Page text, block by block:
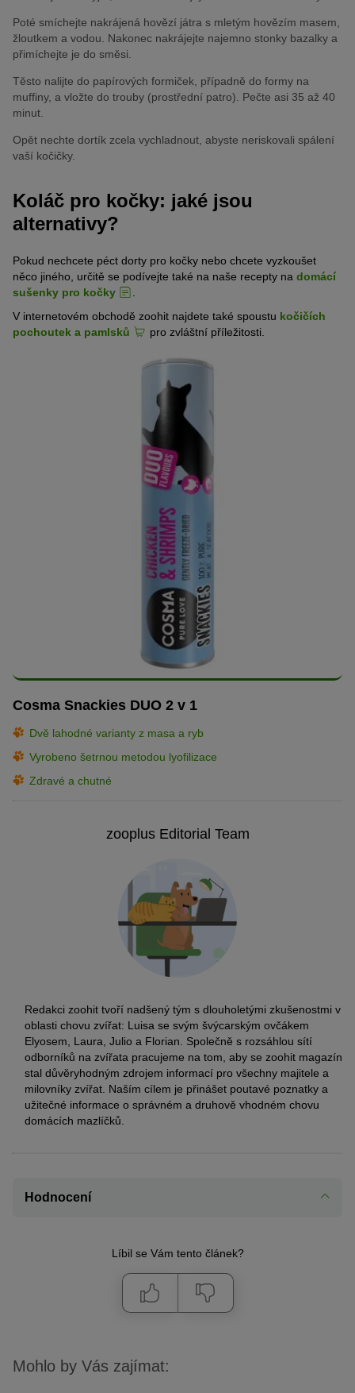
Poté smíchejte nakrájená hovězí játra s mletým hovězím masem,
žloutkem a vodou. Nakonec nakrájejte najemno stonky bazalky a
přimíchejte je do směsi.
Těsto nalijte do papírových formiček, případně do formy na
muffiny, a vložte do trouby (prostřední patro). Pečte asi 35 až 40
minut.
Opět nechte dortík zcela vychladnout, abyste neriskovali spálení
vaší kočičky.
Koláč pro kočky: jaké jsou
alternativy?
Pokud nechcete péct dorty pro kočky nebo chcete vyzkoušet
něco jiného, určitě se podívejte také na naše recepty na domácí
sušenky pro kočky
V internetovém obchodě zoohit najdete také spoustu kočičích
pochoutek a pamlsků
pro zvláštní příležitosti.
Cosma Snackies DUO 2 v 1
Dvě lahodné varianty z masa a ryb
Vyrobeno šetrnou metodou lyofilizace
Zdravé a chutné
zooplus Editorial Team
Redakci zoohit tvoří nadšený tým s dlouholetými zkušenostmi v
oblasti chovu zvířat: Luisa se svým švýcarským ovčákem
Elyosem, Laura, Julio a Florian. Společně s rozsáhlou sítí
odborníků na zvířata pracujeme na tom, aby se zoohit magazín
stal důvěryhodným zdrojem informací pro všechny majitele a
milovníky zvířat. Naším cílem je přinášet poutavé poznatky a
užitečné informace o správném a druhově vhodném chovu
domácích mazlíčků.
Hodnocení
Líbil se Vám tento článek?
Mohlo by Vás zajímat: